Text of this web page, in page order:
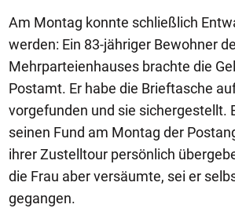
Am Montag konnte schließlich
werden: Ein 83-jähriger Bewohner
Mehrparteienhauses brachte die
Postamt. Er habe die Brieftasche
vorgefunden und sie sichergestellt.
seinen Fund am Montag der
ihrer Zustelltour persönlich
die Frau aber versäumte, sei er
gegangen.